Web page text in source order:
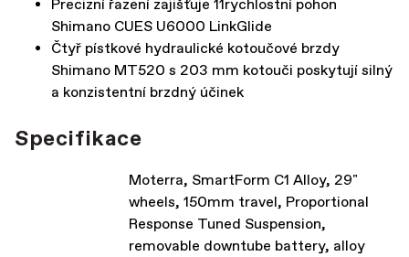
Precizní řazení zajišťuje 11rychlostní pohon
Shimano CUES U6000 LinkGlide
Čtyř pístkové hydraulické kotoučové brzdy
Shimano MT520 s 203 mm kotouči poskytují silný
a konzistentní brzdný účinek
Specifikace
Moterra, SmartForm C1 Alloy, 29"
wheels, 150mm travel, Proportional
Response Tuned Suspension,
removable downtube battery, alloy